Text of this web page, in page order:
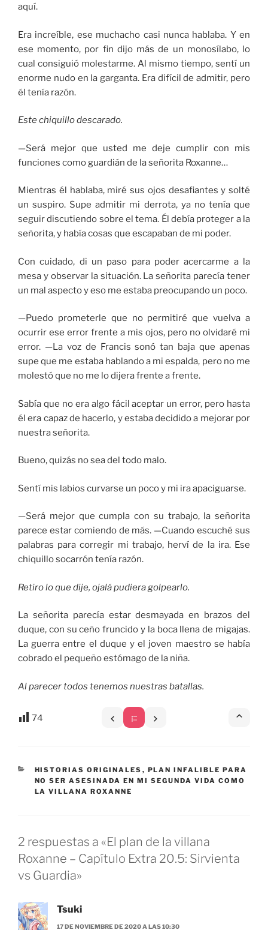
aquí.
Era increíble, ese muchacho casi nunca hablaba. Y en
ese momento, por fin dijo más de un monosílabo, lo
cual consiguió molestarme. Al mismo tiempo, sentí un
enorme nudo en la garganta. Era difícil de admitir, pero
él tenía razón.
Este chiquillo descarado.
—Será mejor que usted me deje cumplir con mis
funciones como guardián de la señorita Roxanne…
Mientras él hablaba, miré sus ojos desafiantes y solté
un suspiro. Supe admitir mi derrota, ya no tenía que
seguir discutiendo sobre el tema. Él debía proteger a la
señorita, y había cosas que escapaban de mi poder.
Con cuidado, di un paso para poder acercarme a la
mesa y observar la situación. La señorita parecía tener
un mal aspecto y eso me estaba preocupando un poco.
—Puedo prometerle que no permitiré que vuelva a
ocurrir ese error frente a mis ojos, pero no olvidaré mi
error. —La voz de Francis sonó tan baja que apenas
supe que me estaba hablando a mi espalda, pero no me
molestó que no me lo dijera frente a frente.
Sabía que no era algo fácil aceptar un error, pero hasta
él era capaz de hacerlo, y estaba decidido a mejorar por
nuestra señorita.
Bueno, quizás no sea del todo malo.
Sentí mis labios curvarse un poco y mi ira apaciguarse.
—Será mejor que cumpla con su trabajo, la señorita
parece estar comiendo de más. —Cuando escuché sus
palabras para corregir mi trabajo, herví de la ira. Ese
chiquillo socarrón tenía razón.
Retiro lo que dije, ojalá pudiera golpearlo.
La señorita parecía estar desmayada en brazos del
duque, con su ceño fruncido y la boca llena de migajas.
La guerra entre el duque y el joven maestro se había
cobrado el pequeño estómago de la niña.
Al parecer todos tenemos nuestras batallas.
74
CATEGORÍAS
HISTORIAS ORIGINALES , PLAN INFALIBLE PARA
NO SER ASESINADA EN MI SEGUNDA VIDA COMO
LA VILLANA ROXANNE
2 respuestas a «El plan de la villana
Roxanne – Capítulo Extra 20.5: Sirvienta
vs Guardia»
Tsuki
17 DE NOVIEMBRE DE 2020 A LAS 10:30